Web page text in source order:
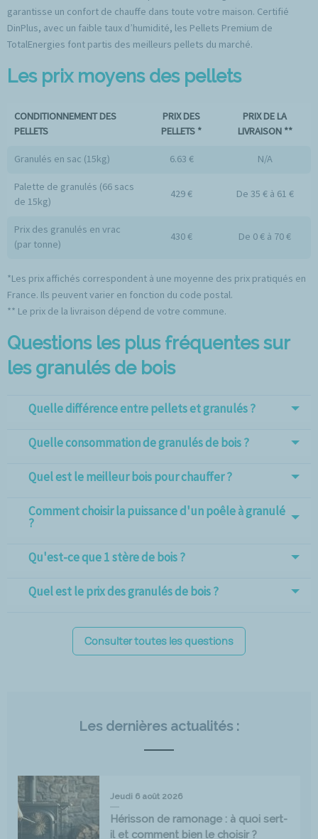
garantisse un confort de chauffe dans toute votre maison. Certifié
DinPlus, avec un faible taux d’humidité, les Pellets Premium de
TotalEnergies font partis des meilleurs pellets du marché.
Les prix moyens des pellets
CONDITIONNEMENT DES
PELLETS
PRIX DES
PELLETS *
PRIX DE LA
LIVRAISON **
Granulés en sac (15kg) 6.63 € N/A
Palette de granulés (66 sacs
de 15kg)
429 € De 35 € à 61 €
Prix des granulés en vrac
(par tonne)
430 € De 0 € à 70 €
*Les prix affichés correspondent à une moyenne des prix pratiqués en
France. Ils peuvent varier en fonction du code postal.
** Le prix de la livraison dépend de votre commune.
Questions les plus fréquentes sur
les granulés de bois
Quelle différence entre pellets et granulés ?
Quelle consommation de granulés de bois ?
Quel est le meilleur bois pour chauffer ?
Comment choisir la puissance d'un poêle à granulé
?
Qu'est-ce que 1 stère de bois ?
Quel est le prix des granulés de bois ?
Consulter toutes les questions
Les dernières actualités :
Jeudi 6 août 2026
Hérisson de ramonage : à quoi sert-
il et comment bien le choisir ?